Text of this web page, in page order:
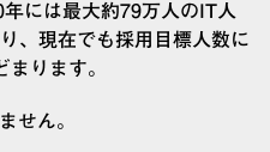
には最大約79万人のIT人
、現在でも採用目標人数に
ります。
せん。